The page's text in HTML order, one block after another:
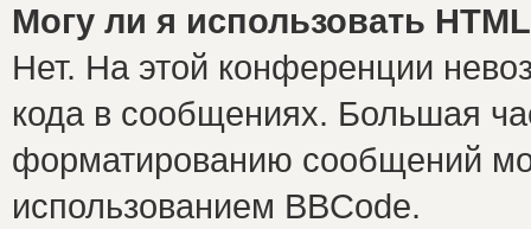
Могу ли я использовать
Нет. На этой конференции
кода в сообщениях. Большая
форматированию сообщений
использованием BBCode.